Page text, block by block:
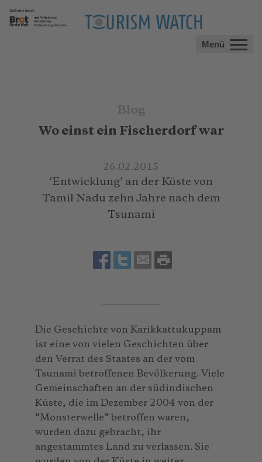
Menü
Blog
Wo einst ein Fischerdorf war
26.02.2015
‘Entwicklung’ an der Küste von
Tamil Nadu zehn Jahre nach dem
Tsunami
Die Geschichte von Karikkattukuppam
ist eine von vielen Geschichten über
den Verrat des Staates an der vom
Tsunami betroffenen Bevölkerung. Viele
Gemeinschaften an der südindischen
Küste, die im Dezember 2004 von der
“Monsterwelle” betroffen waren,
wurden dazu gebracht, ihr
angestammtes Land zu verlassen. Sie